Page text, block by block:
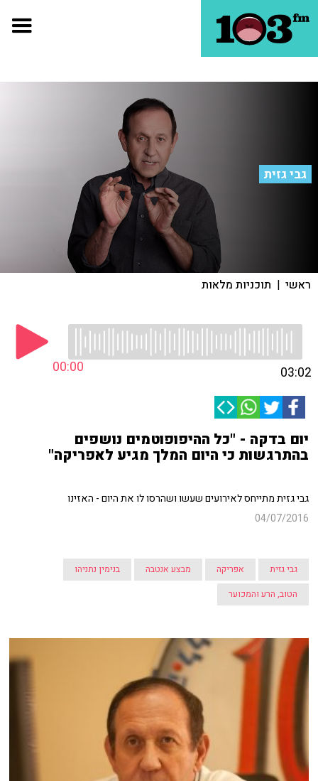
גבי גזית
ראשי | תוכניות מלאות
00:00 03:02
יום בדקה - "כל ההיפופוטמים נושפים
בהתרגשות כי היום המלך מגיע לאפריקה"
גבי גזית מתייחס לאירועים שעשו ושהרסו לו את היום - האזינו
04/07/2016
גבי גזית אפריקה מבצע אנטבה
בנימין נתניהו
הטוב, הרע והמכוער